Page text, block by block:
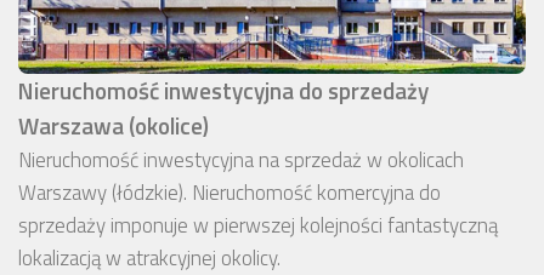
Nieruchomość inwestycyjna do sprzedaży
Warszawa (okolice)
Nieruchomość inwestycyjna na sprzedaż w okolicach
Warszawy (łódzkie). Nieruchomość komercyjna do
sprzedaży imponuje w pierwszej kolejności fantastyczną
lokalizacją w atrakcyjnej okolicy.